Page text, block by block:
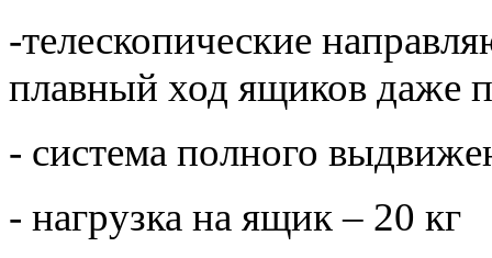
-телескопические
плавный ход ящиков даже
- система полного
- нагрузка на ящик – 20 кг